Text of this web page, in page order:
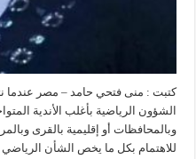
كتبت : منى فتحي حامد – مصر عندما
الشؤون الرياضية بأغلب الأندية
وبالمحافظات أو إقليمية بالقرى
للاهتمام بكل ما يخص الشأن